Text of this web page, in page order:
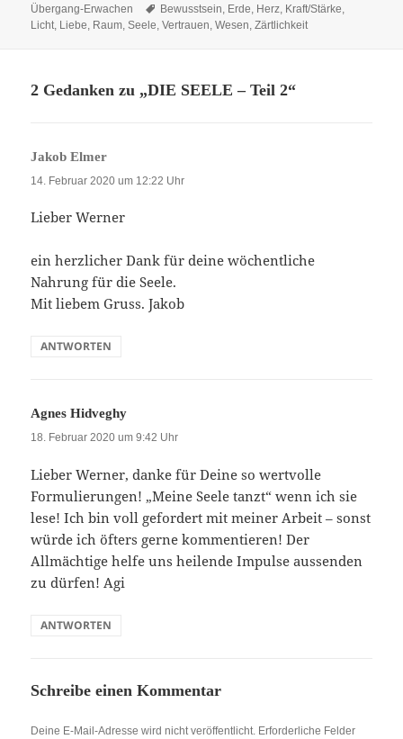
Übergang-Erwachen
Schlagwörter
Bewusstsein Erde Herz Kraft/Stärke
Licht Liebe Raum ,Seele ,Vertrauen ,Wesen ,Zärtlichkeit
2 Gedanken zu „DIE SEELE – Teil 2“
Jakob Elmer
14. Februar 2020 um 12:22 Uhr
Lieber Werner
ein herzlicher Dank für deine wöchentliche
Nahrung für die Seele.
Mit liebem Gruss. Jakob
ANTWORTEN
Agnes Hidveghy
18. Februar 2020 um 9:42 Uhr
Lieber Werner, danke für Deine so wertvolle
Formulierungen! „Meine Seele tanzt“ wenn ich sie
lese! Ich bin voll gefordert mit meiner Arbeit – sonst
würde ich öfters gerne kommentieren! Der
Allmächtige helfe uns heilende Impulse aussenden
zu dürfen! Agi
ANTWORTEN
Schreibe einen Kommentar
Deine E-Mail-Adresse wird nicht veröffentlicht. Erforderliche Felder